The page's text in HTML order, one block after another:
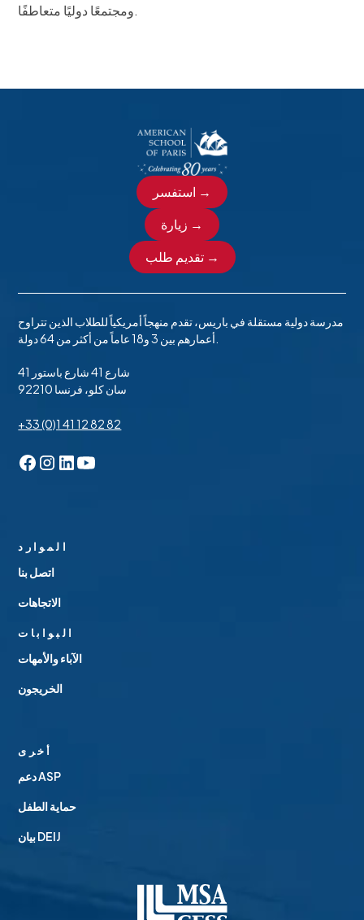
ومجتمعًا دوليًا متعاطفًا.
استفسر →
زيارة →
تقديم طلب →
مدرسة دولية مستقلة في باريس، تقدم منهجاً أمريكياً للطلاب الذين تتراوح
41 شارع 41 شارع باستور
92210 سان كلو، فرنسا
+33 (0)1 41 12 82 82
الموارد
اتصل بنا
الاتجاهات
البوابات
الآباء والأمهات
الخريجون
أخرى
دعم ASP
حماية الطفل
بيان DEIJ